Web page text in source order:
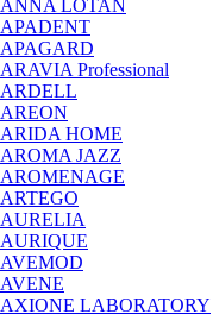
ANNA LOTAN
APADENT
APAGARD
ARAVIA Professional
ARDELL
AREON
ARIDA HOME
AROMA JAZZ
AROMENAGE
ARTEGO
AURELIA
AURIQUE
AVEMOD
AVENE
AXIONE LABORATORY